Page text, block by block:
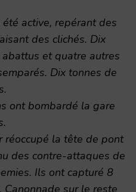
active, repérant des
des clichés. Dix
et quatre autres
Dix tonnes de
ont bombardé la gare
réoccupé la tête de pont
des contre-attaques de
Ils ont capturé 8
sur le reste